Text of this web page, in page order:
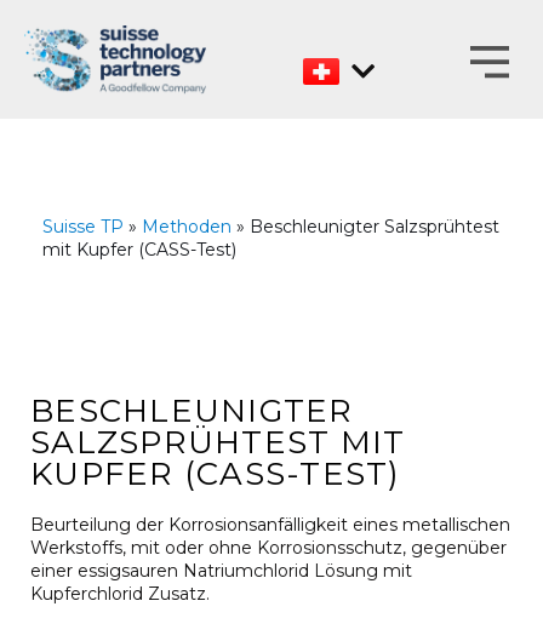
Zum
Inhalt
Suisse TP » Methoden » Beschleunigter Salzsprühtest
mit Kupfer (CASS-Test)
BESCHLEUNIGTER
SALZSPRÜHTEST MIT
KUPFER (CASS-TEST)
Beurteilung der Korrosionsanfälligkeit eines metallischen
Werkstoffs, mit oder ohne Korrosionsschutz, gegenüber
einer essigsauren Natriumchlorid Lösung mit
Kupferchlorid Zusatz.